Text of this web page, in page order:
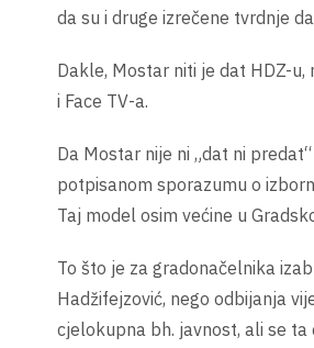
da su i druge izrečene tvrdnje
Dakle, Mostar niti je dat HDZ-
i Face TV-a.
Da Mostar nije ni „dat ni
potpisanom sporazumu o
Taj model osim većine u
To što je za gradonačelnika
Hadžifejzović, nego odbijanja
cjelokupna bh. javnost, ali se